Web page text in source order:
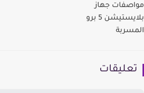
جهاز
بلايستيشن 5 برو